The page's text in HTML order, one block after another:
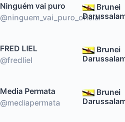
Ninguém vai puro
@ninguem_vai_puro_oficial
Brunei
FRED LIEL
@fredliel
Brunei
Media Permata
@mediapermata
Brunei